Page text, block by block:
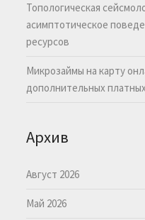
Топологическая
асимптотическое
ресурсов
Микрозаймы на карту
дополнительных
Архив
Август 2026
Май 2026